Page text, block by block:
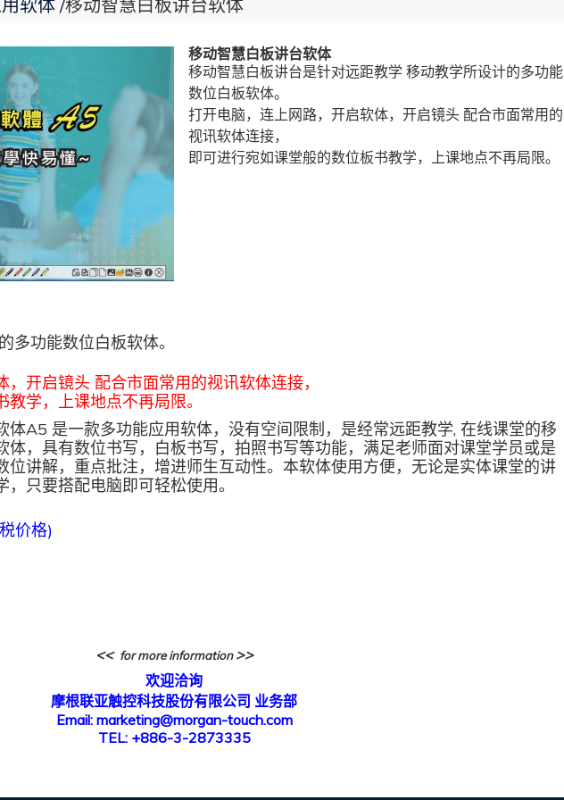
软体 移动智慧白板讲台软体
移动智慧白板讲台软体
移动智慧白板讲台是针对远距教学 移动教学所设计的多功能
数位白板软体。
打开电脑，连上网路，开启软体，开启镜头 配合市面常用的
视讯软体连接，
即可进行宛如课堂般的数位板书教学，上课地点不再局限。
多功能数位白板软体。
开启镜头 配合市面常用的视讯软体连接，
学，上课地点不再局限。
体A5 是一款多功能应用软体，没有空间限制，是经常远距教学, 在线课堂的移
体，具有数位书写，白板书写，拍照书写等功能，满足老师面对课堂学员或是
位讲解，重点批注，增进师生互动性。本软体使用方便，无论是实体课堂的讲
只要搭配电脑即可轻松使用。
价格)
<< for more information>>
欢迎洽询
摩根联亚触控科技股份有限公司 业务部
Email: marketing@morgan-touch.com
TEL: +886-3-2873335